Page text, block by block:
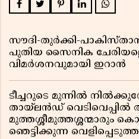
സൗദി-തുർക്കി-
പുതിയ സൈനിക
വിമർശനവുമായി ഇറാൻ
ടീച്ചറുടെ മുന്നിൽ
തായ്‌ലൻഡ്
മുത്തശ്ശീമുത്തശ്ശന്മാരും
ഞെട്ടിക്കുന്ന